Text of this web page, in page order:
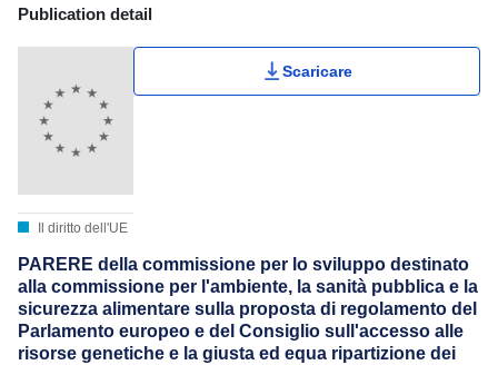
Publication Detail Actions Portlet
Publication detail
Il diritto dell'UE
Scaricare
PARERE della commissione per lo sviluppo destinato
alla commissione per l'ambiente, la sanità pubblica e la
sicurezza alimentare sulla proposta di regolamento del
Parlamento europeo e del Consiglio sull'accesso alle
risorse genetiche e la giusta ed equa ripartizione dei